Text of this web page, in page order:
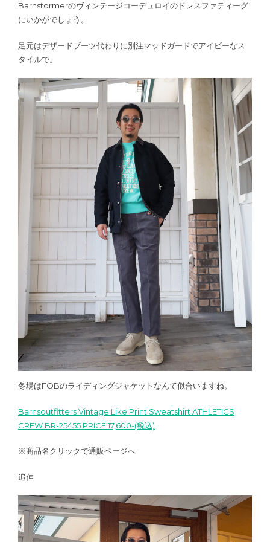
Barnstormerのヴィンテージコーデュロイのドレスファティーグ
にいかがでしょう。
足元はデザードブーツ代わりに別注マッドガードでアイビーなス
タイルで。
冬場はFOBのライディングジャケットなんて似合いますね。
Barnsoutfitters Vintage Like Print Sweatshirt ATHLETICS
CREW BR-25455 PRICE:17,600-(税込)
※商品名クリックで通販ページへ
追伸